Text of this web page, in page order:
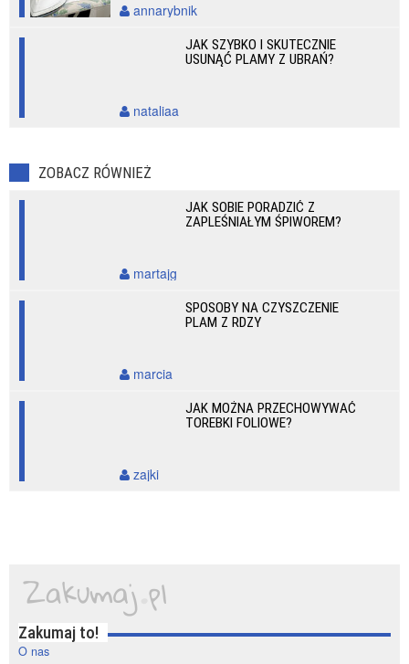
annarybnik
JAK SZYBKO I SKUTECZNIE
USUNĄĆ PLAMY Z UBRAŃ?
nataliaa
ZOBACZ RÓWNIEŻ
JAK SOBIE PORADZIĆ Z
ZAPLEŚNIAŁYM ŚPIWOREM?
martajg
SPOSOBY NA CZYSZCZENIE
PLAM Z RDZY
marcia
JAK MOŻNA PRZECHOWYWAĆ
TOREBKI FOLIOWE?
zajki
Zakumaj to!
O nas